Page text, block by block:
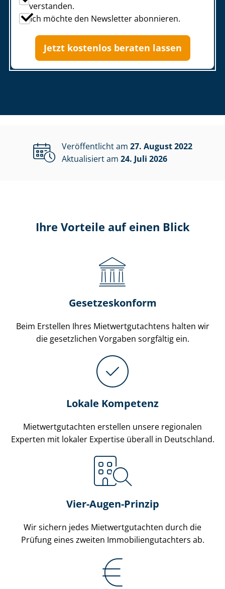
verstanden.
Ich möchte den Newsletter abonnieren.
Jetzt kostenlos beraten lassen
Veröffentlicht am 27. August 2022
Aktualisiert am 24. Juli 2026
Ihre Vorteile auf einen Blick
Gesetzes​konform
Beim Erstellen Ihres Miet­wert­gut­ach­tens halten wir
die gesetzlichen Vorgaben sorgfältig ein.
Lokale Kompetenz
Miet­wert­gut­ach­ten erstellen unsere regionalen
Experten mit lokaler Expertise überall in Deutschland.
Vier-Augen-Prinzip
Wir sichern jedes Miet­wert­gut­ach­ten durch die
Prüfung eines zweiten Im­mo­bi­li­en­gut­ach­ters ab.